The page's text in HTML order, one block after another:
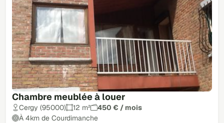
Chambre meublée à louer
Cergy (95000) 12 m²
450 € / mois
À 4km de Courdimanche